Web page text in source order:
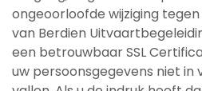
ongeoorloofde wijziging
van Berdien
een betrouwbaar SSL
uw persoonsgegevens niet in